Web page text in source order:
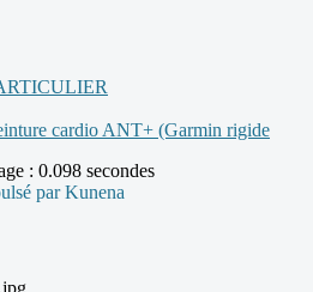
cardio ANT+ (Garmin rigide
: 0.098 secondes
parKunena